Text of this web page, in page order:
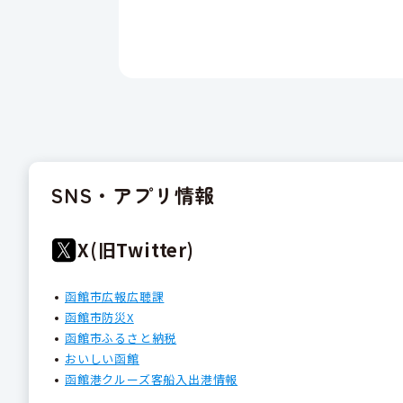
SNS・アプリ情報
X(旧Twitter)
函館市広報広聴課
函館市防災X
函館市ふるさと納税
おいしい函館
函館港クルーズ客船入出港情報